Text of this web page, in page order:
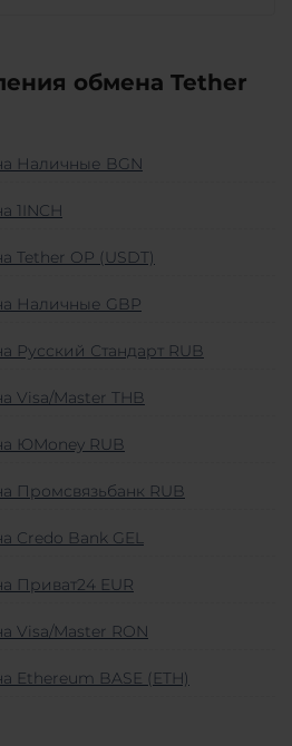
обмена Tether
Наличные BGN
1INCH
Tether OP (USDT)
Наличные GBP
Русский Стандарт RUB
Visa/Master THB
ЮMoney RUB
Промсвязьбанк RUB
Credo Bank GEL
Приват24 EUR
Visa/Master RON
Ethereum BASE (ETH)